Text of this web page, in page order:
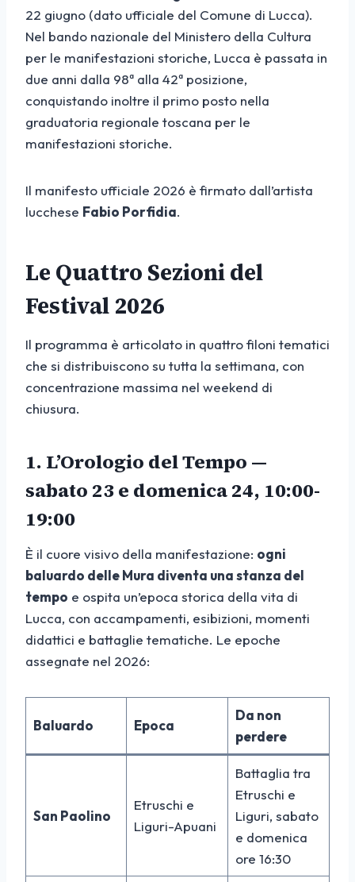
22 giugno (dato ufficiale del Comune di Lucca).
Nel bando nazionale del Ministero della Cultura
per le manifestazioni storiche, Lucca è passata in
due anni dalla 98ª alla 42ª posizione,
conquistando inoltre il primo posto nella
graduatoria regionale toscana per le
manifestazioni storiche.
Il manifesto ufficiale 2026 è firmato dall’artista
lucchese Fabio Porfidia.
Le Quattro Sezioni del
Festival 2026
Il programma è articolato in quattro filoni tematici
che si distribuiscono su tutta la settimana, con
concentrazione massima nel weekend di
chiusura.
1. L’Orologio del Tempo —
sabato 23 e domenica 24, 10:00-
19:00
È il cuore visivo della manifestazione: ogni
baluardo delle Mura diventa una stanza del
tempo e ospita un’epoca storica della vita di
Lucca, con accampamenti, esibizioni, momenti
didattici e battaglie tematiche. Le epoche
assegnate nel 2026:
Baluardo Epoca
Da non
perdere
San Paolino
Etruschi e
Liguri-Apuani
Battaglia tra
Etruschi e
Liguri, sabato
e domenica
ore 16:30